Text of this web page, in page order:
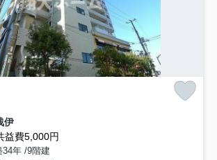
伊
益費5,000円
年 /9階建